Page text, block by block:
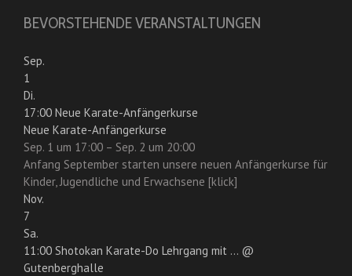
BEVORSTEHENDE VERANSTALTUNGEN
Sep.
1
Di.
17:00 Neue Karate-Anfängerkurse
Neue Karate-Anfängerkurse
Sep. 1 um 17:00 – Sep. 2 um 20:00
Anfang September starten unsere neuen Anfängerkurse für
Kinder, Jugendliche und Erwachsene [klick]
Nov.
7
Sa.
11:00 Shotokan Karate-Do Lehrgang mit ... @
Gutenberghalle